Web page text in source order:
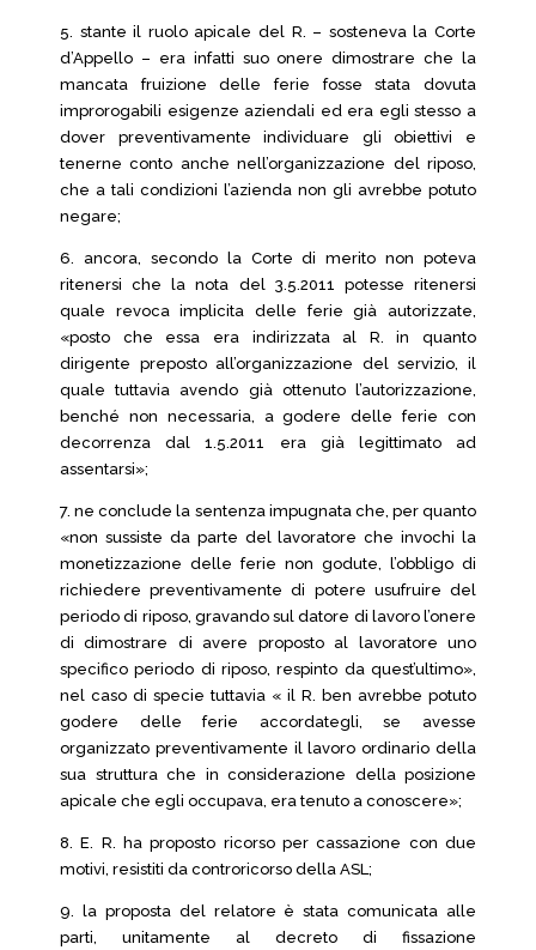
5. stante il ruolo apicale del R. – sosteneva la Corte
d’Appello – era infatti suo onere dimostrare che la
mancata fruizione delle ferie fosse stata dovuta
improrogabili esigenze aziendali ed era egli stesso a
dover preventivamente individuare gli obiettivi e
tenerne conto anche nell’organizzazione del riposo,
che a tali condizioni l’azienda non gli avrebbe potuto
negare;
6. ancora, secondo la Corte di merito non poteva
ritenersi che la nota del 3.5.2011 potesse ritenersi
quale revoca implicita delle ferie già autorizzate,
«posto che essa era indirizzata al R. in quanto
dirigente preposto all’organizzazione del servizio, il
quale tuttavia avendo già ottenuto l’autorizzazione,
benché non necessaria, a godere delle ferie con
decorrenza dal 1.5.2011 era già legittimato ad
assentarsi»;
7. ne conclude la sentenza impugnata che, per quanto
«non sussiste da parte del lavoratore che invochi la
monetizzazione delle ferie non godute, l’obbligo di
richiedere preventivamente di potere usufruire del
periodo di riposo, gravando sul datore di lavoro l’onere
di dimostrare di avere proposto al lavoratore uno
specifico periodo di riposo, respinto da quest’ultimo»,
nel caso di specie tuttavia « il R. ben avrebbe potuto
godere delle ferie accordategli, se avesse
organizzato preventivamente il lavoro ordinario della
sua struttura che in considerazione della posizione
apicale che egli occupava, era tenuto a conoscere»;
8. E. R. ha proposto ricorso per cassazione con due
motivi, resistiti da controricorso della ASL;
9. la proposta del relatore è stata comunicata alle
parti, unitamente al decreto di fissazione